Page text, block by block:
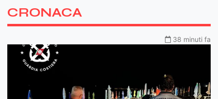
CRONACA
38 minuti fa